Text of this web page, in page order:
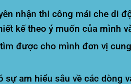
nhận thi công mái che di
kế theo ý muốn của mình
được cho mình đơn vị
sự am hiểu sâu về các dòng